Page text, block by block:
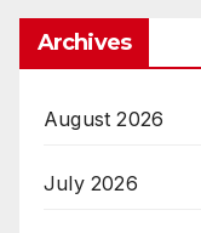
Archives
August 2026
July 2026